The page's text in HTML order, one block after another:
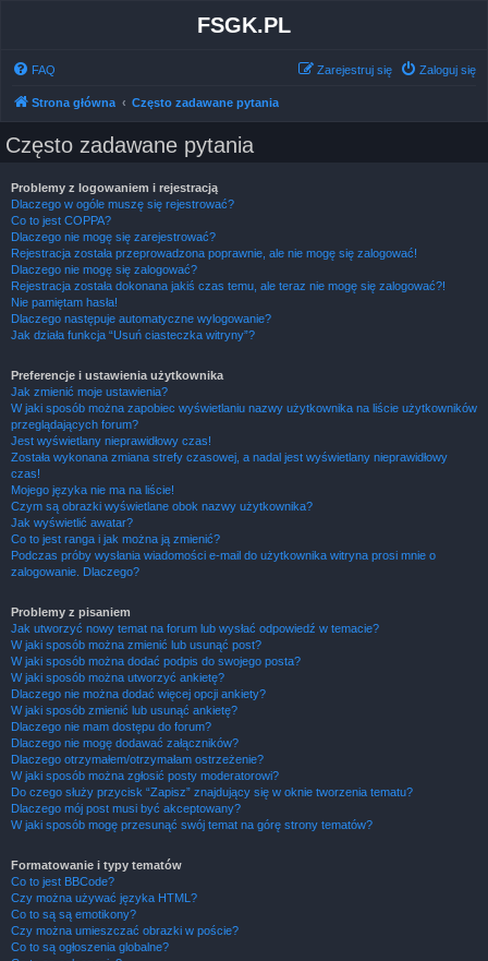
FSGK.PL
FAQ Zaloguj się
Zarejestruj się
Strona główna Często zadawane pytania
Często zadawane pytania
Problemy z logowaniem i rejestracją
Dlaczego w ogóle muszę się rejestrować?
Co to jest COPPA?
Dlaczego nie mogę się zarejestrować?
Rejestracja została przeprowadzona poprawnie, ale nie mogę się zalogować!
Dlaczego nie mogę się zalogować?
Rejestracja została dokonana jakiś czas temu, ale teraz nie mogę się zalogować?!
Nie pamiętam hasła!
Dlaczego następuje automatyczne wylogowanie?
Jak działa funkcja “Usuń ciasteczka witryny”?
Preferencje i ustawienia użytkownika
Jak zmienić moje ustawienia?
W jaki sposób można zapobiec wyświetlaniu nazwy użytkownika na liście użytkowników
przeglądających forum?
Jest wyświetlany nieprawidłowy czas!
Została wykonana zmiana strefy czasowej, a nadal jest wyświetlany nieprawidłowy
czas!
Mojego języka nie ma na liście!
Czym są obrazki wyświetlane obok nazwy użytkownika?
Jak wyświetlić awatar?
Co to jest ranga i jak można ją zmienić?
Podczas próby wysłania wiadomości e-mail do użytkownika witryna prosi mnie o
zalogowanie. Dlaczego?
Problemy z pisaniem
Jak utworzyć nowy temat na forum lub wysłać odpowiedź w temacie?
W jaki sposób można zmienić lub usunąć post?
W jaki sposób można dodać podpis do swojego posta?
W jaki sposób można utworzyć ankietę?
Dlaczego nie można dodać więcej opcji ankiety?
W jaki sposób zmienić lub usunąć ankietę?
Dlaczego nie mam dostępu do forum?
Dlaczego nie mogę dodawać załączników?
Dlaczego otrzymałem/otrzymałam ostrzeżenie?
W jaki sposób można zgłosić posty moderatorowi?
Do czego służy przycisk “Zapisz” znajdujący się w oknie tworzenia tematu?
Dlaczego mój post musi być akceptowany?
W jaki sposób mogę przesunąć swój temat na górę strony tematów?
Formatowanie i typy tematów
Co to jest BBCode?
Czy można używać języka HTML?
Co to są są emotikony?
Czy można umieszczać obrazki w poście?
Co to są ogłoszenia globalne?